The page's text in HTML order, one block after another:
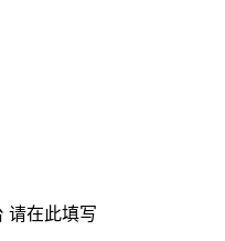
请在此填写